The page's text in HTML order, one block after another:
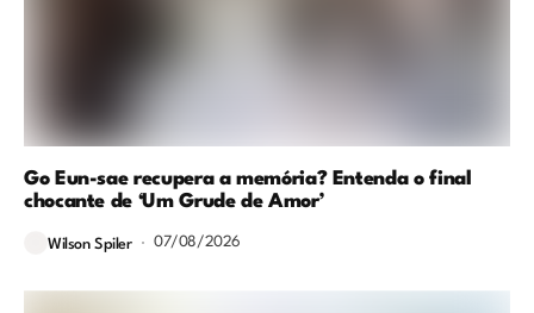
Go Eun-sae recupera a memória? Entenda o final
chocante de ‘Um Grude de Amor’
Wilson Spiler 07/08/2026